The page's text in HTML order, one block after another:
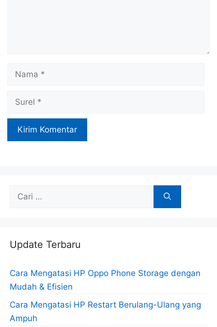
Nama
Surel
Cari
Update Terbaru
Cara Mengatasi HP Oppo Phone Storage dengan
Mudah & Efisien
Cara Mengatasi HP Restart Berulang-Ulang yang
Ampuh